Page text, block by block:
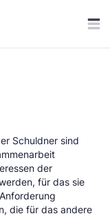
Schuldner sind
der
für das sie
die für das andere